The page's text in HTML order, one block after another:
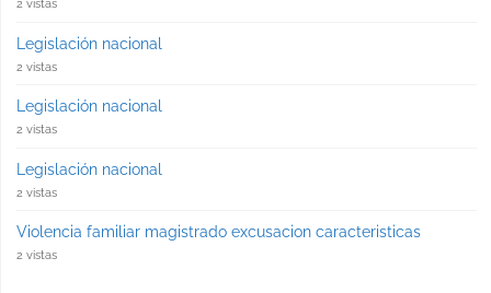
2 vistas
Legislación nacional
2 vistas
Legislación nacional
2 vistas
Legislación nacional
2 vistas
Violencia familiar magistrado excusacion caracteristicas
2 vistas